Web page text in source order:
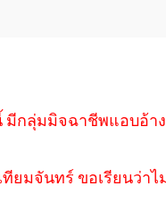
กลุ่มมิจฉาชีพแอบอ้าง
ยมจันทร์ ขอเรียนว่า